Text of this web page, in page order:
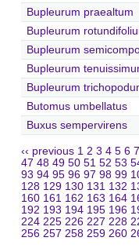
Bupleurum praealtum
Bupleurum
Bupleurum
Bupleurum
Bupleurum
Butomus umbellatus
Buxus sempervirens
‹‹ previous 1 2 3 4 5 6 7
47 48 49 50 51 52 53
93 94 95 96 97 98 99
128 129 130 131 132
160 161 162 163 164
192 193 194 195 196
224 225 226 227 228
256 257 258 259 260